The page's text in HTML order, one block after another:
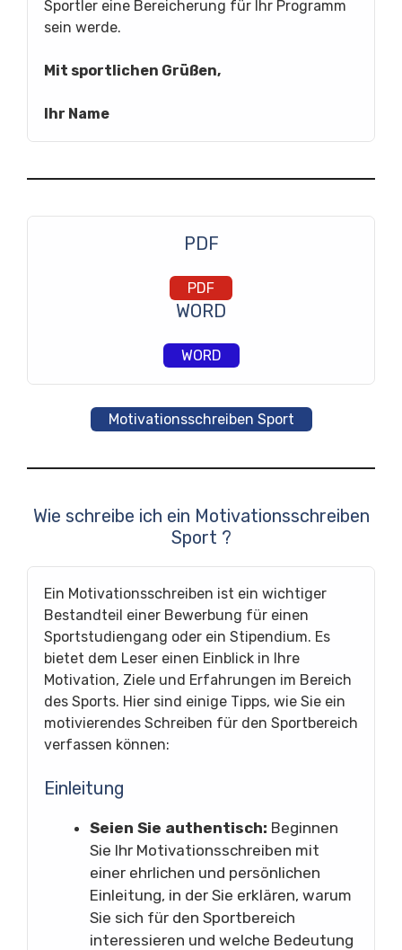
Sportler eine Bereicherung für Ihr Programm
sein werde.
Mit sportlichen Grüßen,
Ihr Name
PDF
PDF
WORD
WORD
Motivationsschreiben Sport
Wie schreibe ich ein Motivationsschreiben
Sport ?
Ein Motivationsschreiben ist ein wichtiger
Bestandteil einer Bewerbung für einen
Sportstudiengang oder ein Stipendium. Es
bietet dem Leser einen Einblick in Ihre
Motivation, Ziele und Erfahrungen im Bereich
des Sports. Hier sind einige Tipps, wie Sie ein
motivierendes Schreiben für den Sportbereich
verfassen können:
Einleitung
Seien Sie authentisch: Beginnen
Sie Ihr Motivationsschreiben mit
einer ehrlichen und persönlichen
Einleitung, in der Sie erklären, warum
Sie sich für den Sportbereich
interessieren und welche Bedeutung